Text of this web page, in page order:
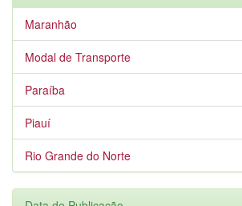
Maranhão
Modal de Transporte
Paraíba
Piauí
Rio Grande do Norte